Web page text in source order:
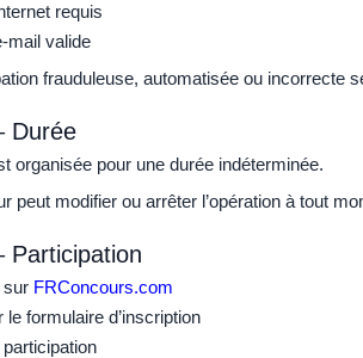
requis
mail valide
frauduleuse, automatisée ou incorrecte
Durée
organisée pour une durée indéterminée.
peut modifier ou arrêter l’opération à tout
Participation
sur FRConcours.com
le formulaire d’inscription